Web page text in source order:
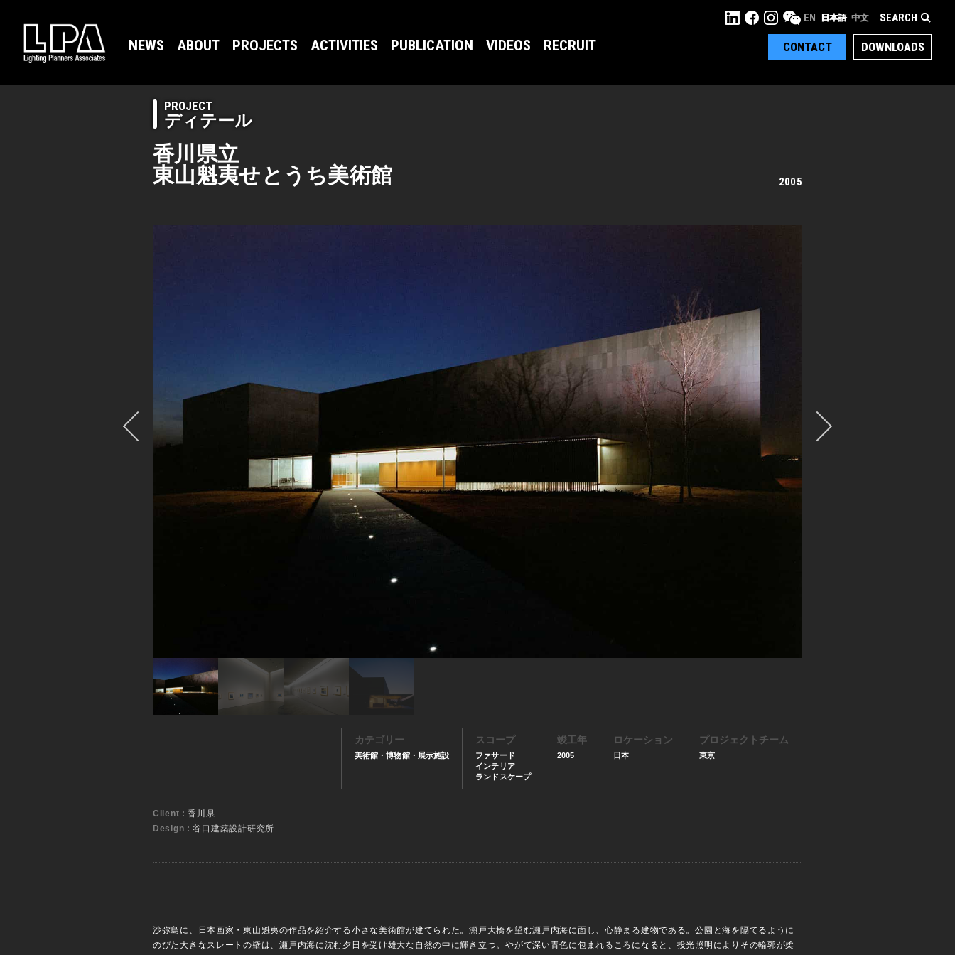
NEWS ABOUT PROJECTS ACTIVITIES PUBLICATION VIDEOS RECRUIT DOWNLOADS
CONTACT
SEARCH
EN 日本語 中文
PROJECT
ディテール
香川県立
東山魁夷せとうち美術館
2005
カテゴリー
美術館・博物館・展示施設
スコープ
ファサード
インテリア
ランドスケープ
竣工年
2005
ロケーション
日本
プロジェクトチーム
東京
Client :香川県
Design :谷口建築設計研究所
沙弥島に、日本画家・東山魁夷の作品を紹介する小さな美術館が建てられた。瀬戸大橋を望む瀬戸内海に面し、心静まる建物である。公園と海を隔てるように
のびた大きなスレートの壁は、瀬戸内海に沈む夕日を受け雄大な自然の中に輝き立つ。やがて深い青色に包まれるころになると、投光照明によりその輪郭が柔